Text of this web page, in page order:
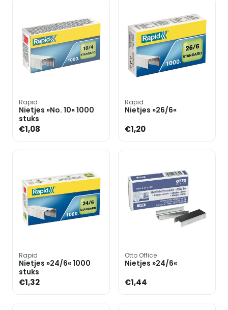
Rapid
Nietjes »No. 10« 1000
stuks
€1,08
Rapid
Nietjes »26/6«
€1,20
Rapid
Nietjes »24/6« 1000
stuks
€1,32
Otto Office
Nietjes »24/6«
€1,44